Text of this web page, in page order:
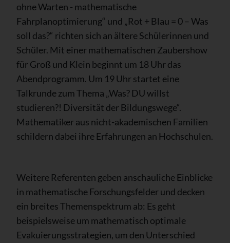
ohne Warten - mathematische
Fahrplanoptimierung“ und „Rot + Blau = 0 – Was
soll das?“ richten sich an ältere Schülerinnen und
Schüler. Mit einer mathematischen Zaubershow
für Groß und Klein beginnt um 18 Uhr das
Abendprogramm. Um 19 Uhr startet eine
Talkrunde zum Thema „Was? DU willst
studieren?! Diversität der Bildungswege“.
Mathematiker aus nicht-akademischen Familien
schildern dabei ihre Erfahrungen an Hochschulen.
Weitere Referenten geben anschauliche Einblicke
in mathematische Forschungsfelder und decken
ein breites Themenspektrum ab: Es geht
beispielsweise um mathematisch optimale
Evakuierungsstrategien, um den Unterschied